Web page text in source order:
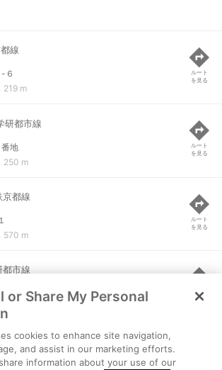
線
６
219 m
ルート
を見る
研都市線
地
250 m
ルート
を見る
京都線
570 m
ルート
を見る
都市線
km
ルート
を見る
-１
or Share My Personal
cookies to enhance site navigation,
and assist in our marketing efforts.
information about your use of our